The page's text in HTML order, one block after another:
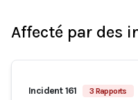
Affecté par des
Incident 161 3 Rapports